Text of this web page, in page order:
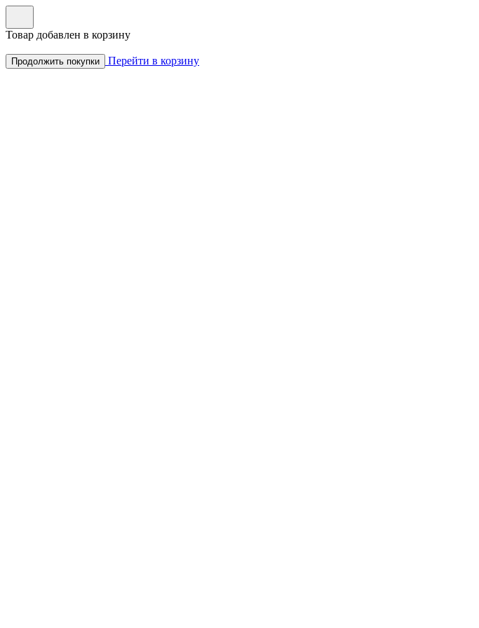
Товар добавлен в корзину
Продолжить покупки Перейти в корзину